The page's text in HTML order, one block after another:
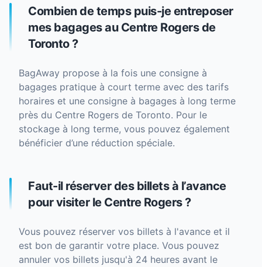
Combien de temps puis-je entreposer
mes bagages au Centre Rogers de
Toronto ?
BagAway propose à la fois une consigne à
bagages pratique à court terme avec des tarifs
horaires et une consigne à bagages à long terme
près du Centre Rogers de Toronto. Pour le
stockage à long terme, vous pouvez également
bénéficier d’une réduction spéciale.
Faut-il réserver des billets à l’avance
pour visiter le Centre Rogers ?
Vous pouvez réserver vos billets à l'avance et il
est bon de garantir votre place. Vous pouvez
annuler vos billets jusqu'à 24 heures avant le